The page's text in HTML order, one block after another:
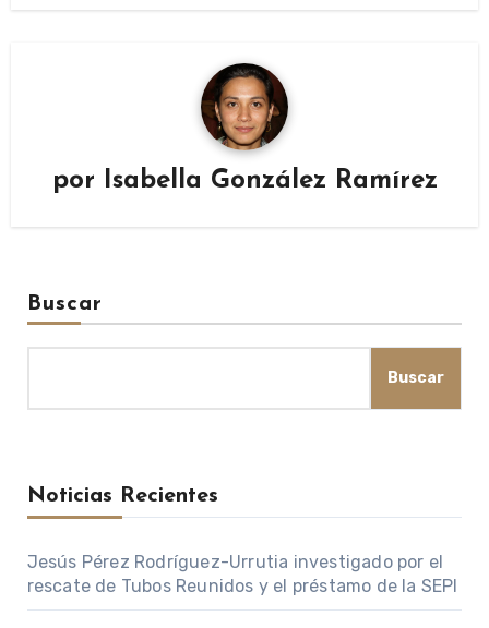
por Isabella González Ramírez
Buscar
Buscar
Noticias Recientes
Jesús Pérez Rodríguez-Urrutia investigado por el
rescate de Tubos Reunidos y el préstamo de la SEPI